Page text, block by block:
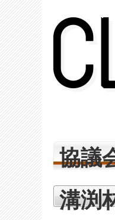
協議
溝渕